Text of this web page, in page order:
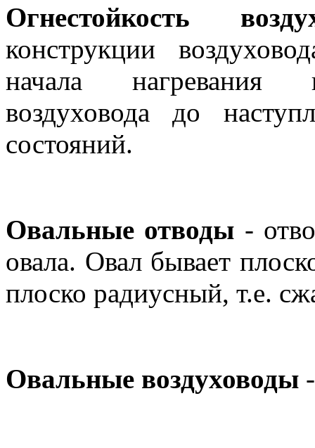
Огнестойкость
конструкции
начала нагревания
воздуховода до
состояний.
Овальные отводы -
овала. Овал бывает
плоско радиусный, т.е.
Овальные воздуховоды